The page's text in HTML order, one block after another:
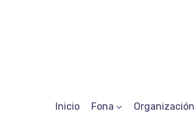
Inicio Fona Organización